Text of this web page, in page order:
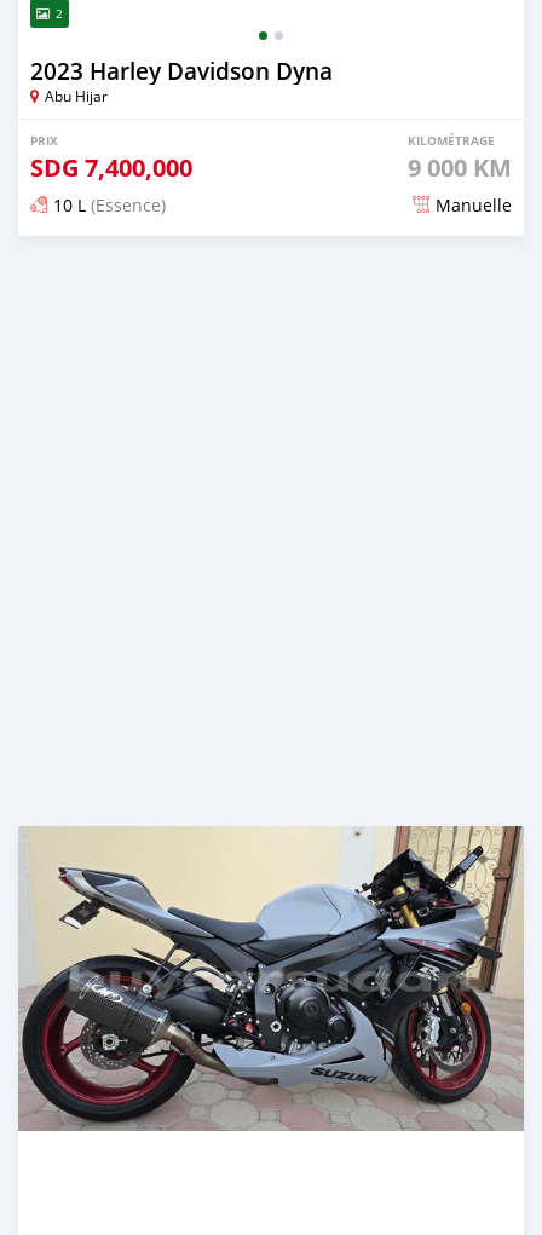
2
2023 Harley Davidson Dyna
Abu Hijar
PRIX
SDG 7,400,000
KILOMÉTRAGE
9 000 KM
10 L (Essence) Manuelle